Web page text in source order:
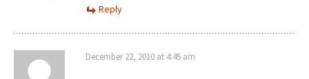
Reply
December 22, 2010 at 4:45 am